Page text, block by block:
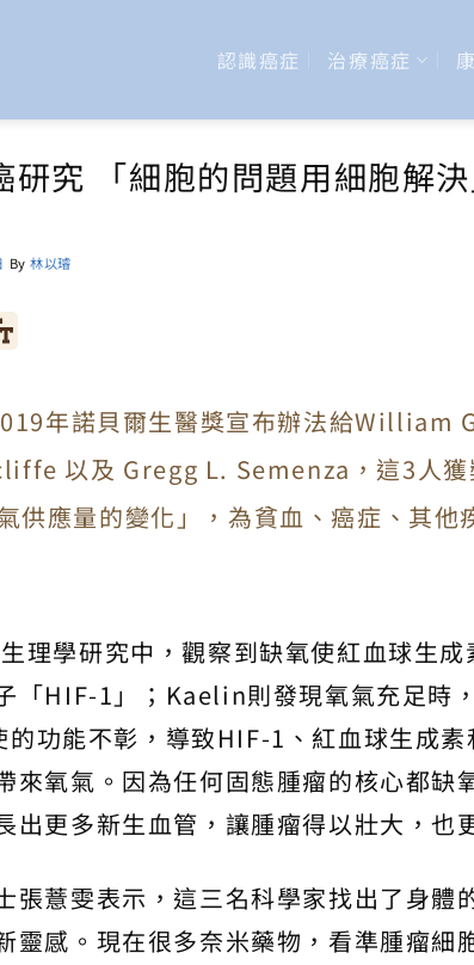
認識癌症 治療癌症
研究 「細胞的問題用細胞解
By林以璿
年諾貝爾生醫獎宣布辦法給William
以及 Gregg L. Semenza，這3人獲
供應量的變化」，為貧血、癌症、其他
理學研究中，觀察到缺氧使紅血球生
「HIF-1」；Kaelin則發現氧氣充足時
功能不彰，導致HIF-1、紅血球生成
來氧氣。因為任何固態腫瘤的核心都缺
出更多新生血管，讓腫瘤得以壯大，也
張薏雯表示，這三名科學家找出了身體
靈感。現在很多奈米藥物，看準腫瘤細